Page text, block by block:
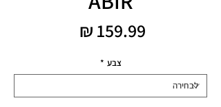
צבע *